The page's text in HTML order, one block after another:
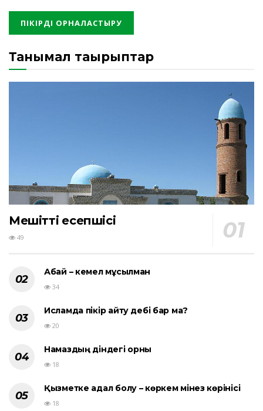
Танымал тақырыптар
Мешіттің есепшісі
49
Абай – кемел мұсылман
34
Исламда пікір айту әдебі бар ма?
20
Намаздың діндегі орны
18
Қызметке адал болу – көркем мінез көрінісі
18